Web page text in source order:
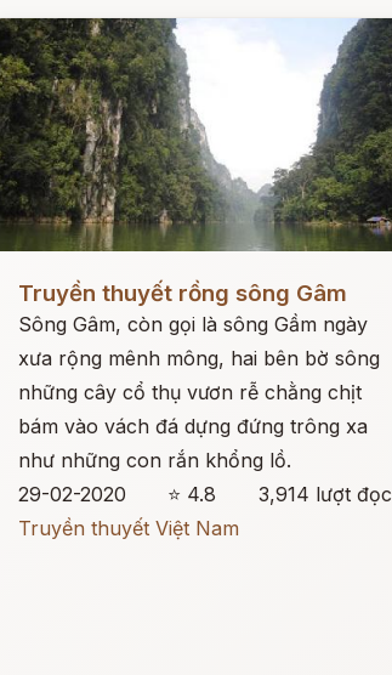
Đọc ngay
Truyền thuyết rồng sông Gâm
Sông Gâm, còn gọi là sông Gầm ngày
xưa rộng mênh mông, hai bên bờ sông
những cây cổ thụ vươn rễ chằng chịt
bám vào vách đá dựng đứng trông xa
như những con rắn khổng lồ.
29-02-2020
⭐ 4.8
3,914 lượt đọc
Truyền thuyết Việt Nam